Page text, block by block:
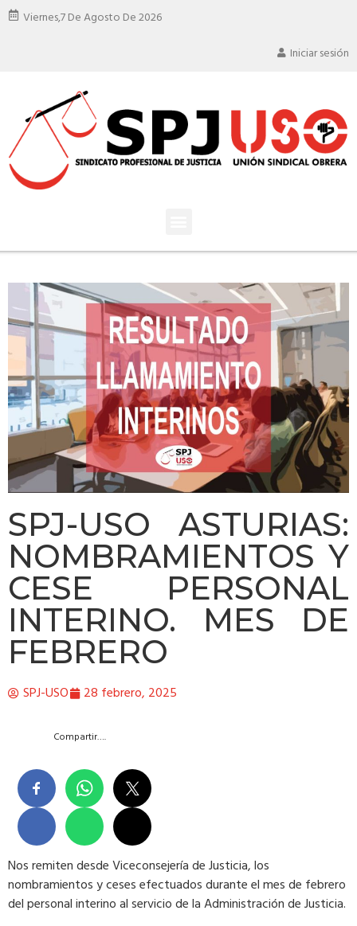
Viernes,7 De Agosto De 2026
Iniciar sesión
SPJ-USO ASTURIAS:
NOMBRAMIENTOS Y
CESE PERSONAL
INTERINO. MES DE
FEBRERO
SPJ-USO 28 febrero, 2025
Compartir….
Nos remiten desde Viceconsejería de Justicia, los
nombramientos y ceses efectuados durante el mes de febrero
del personal interino al servicio de la Administración de Justicia.